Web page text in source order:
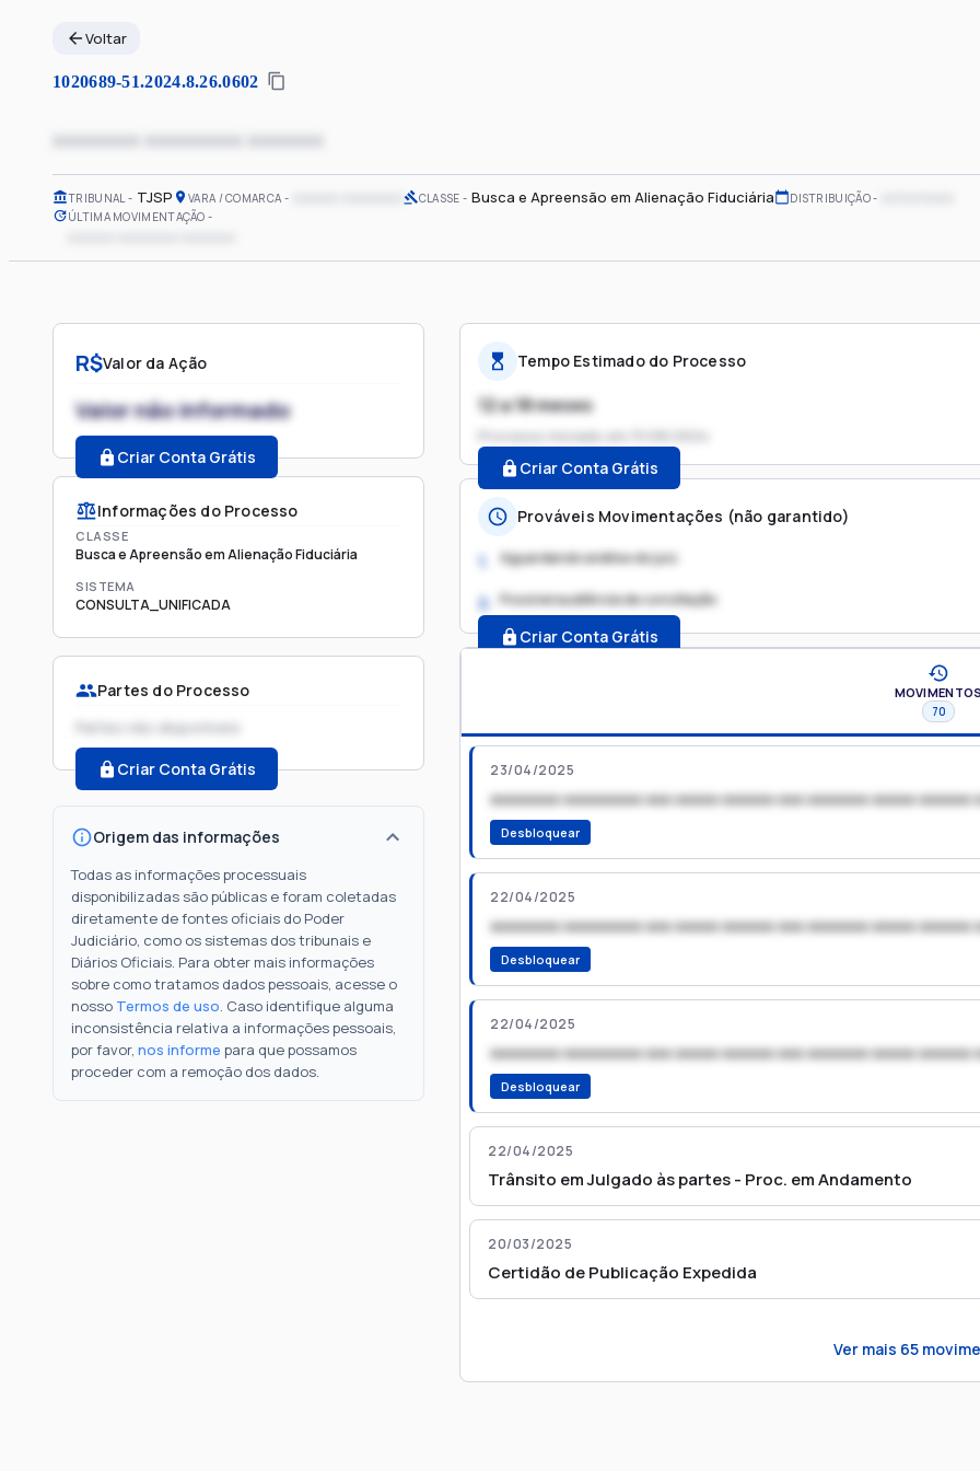
Voltar
1020689-51.2024.8.26.0602
xxxxxxxx xxxxxxxxx xxxxxxx
TRIBUNAL TJSP VARA / COMARCA CLASSE Busca e Apreensão em Alienação Fiduciária DISTRIBUIÇÃO
ÚLTIMA MOVIMENTAÇÃO
R$Valor da Ação
Valor não informado
Criar Conta Grátis
Informações do Processo
CLASSE
Busca e Apreensão em Alienação Fiduciária
SISTEMA
CONSULTA_UNIFICADA
Partes do Processo
Partes não disponíveis
Criar Conta Grátis
Origem das informações
Todas as informações processuais
disponibilizadas são públicas e foram coletadas
diretamente de fontes oficiais do Poder
Judiciário, como os sistemas dos tribunais e
Diários Oficiais. Para obter mais informações
sobre como tratamos dados pessoais, acesse o
nosso Termos de uso. Caso identifique alguma
inconsistência relativa a informações pessoais,
por favor, nos informe para que possamos
proceder com a remoção dos dados.
Tempo Estimado do Processo
12 a 18 meses
Processo iniciado em
Criar Conta Grátis
Prováveis Movimentações (não garantido)
1. Aguardando análise do juiz
2. Possível audiência de conciliação
Criar Conta Grátis
MOVIMENTOS
70
23/04/2025
xxxxxxxx xxxxxxxxx xxx xxxxx xxxxxx xxx xxxxxxx xxxxx xxxxxx
Desbloquear
22/04/2025
xxxxxxxx xxxxxxxxx xxx xxxxx xxxxxx xxx xxxxxxx xxxxx xxxxxx
Desbloquear
22/04/2025
xxxxxxxx xxxxxxxxx xxx xxxxx xxxxxx xxx xxxxxxx xxxxx xxxxxx
Desbloquear
22/04/2025
Trânsito em Julgado às partes - Proc. em Andamento
20/03/2025
Certidão de Publicação Expedida
Ver mais 65